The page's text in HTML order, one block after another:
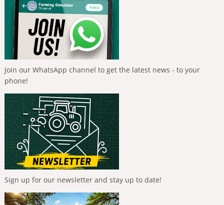
Join our WhatsApp channel to get the latest news - to your
phone!
Sign up for our newsletter and stay up to date!